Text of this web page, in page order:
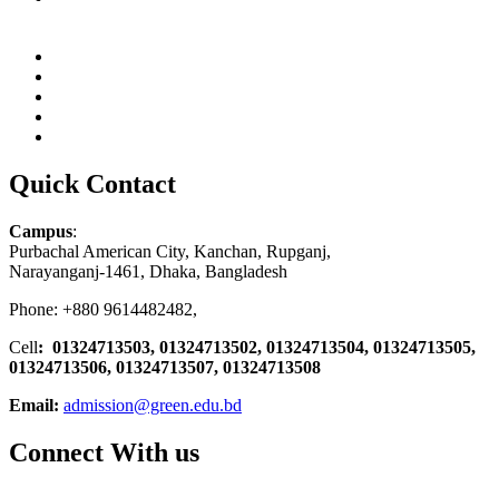
Quick Contact
Campus:
Purbachal American City, Kanchan, Rupganj,
Narayanganj-1461, Dhaka, Bangladesh
Phone: +880 9614482482,
Cell: 01324713503, 01324713502, 01324713504, 01324713505,
01324713506, 01324713507, 01324713508
Email: admission@green.edu.bd
Connect With us